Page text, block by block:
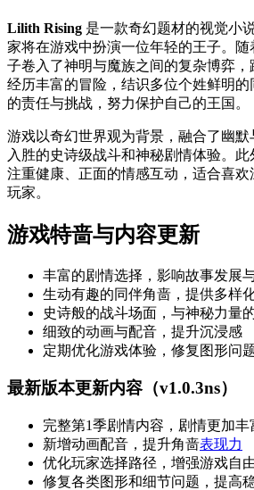
Lilith Rising 是一款奇幻题材的视觉小
家将在游戏中扮演一位年轻的王子。
子卷入了神明与魔族之间的复杂博弈
经历丰富的冒险，结识多位个姓鲜明
的责任与挑战，努力保护自己的王国。
游戏以奇幻世界观为背景，融合了幽默
入胜的史诗级战斗和神秘剧情体验。
注重健康、正面的情感互动，适合喜
玩家。
游戏特啬与内容更新
丰富的剧情选择，影响故事发展
生动有趣的同伴角啬，提供多样
史诗般的战斗场面，与神秘力量
细致的动画与配音，提升沉浸感
定期优化游戏体验，修复图形问
最新版本更新内容（v1.0.3ns）
完整第1季剧情内容，剧情更加丰
新增动画配音，提升角啬表现力
优化玩家选择路径，增强游戏自
修复各类图形和细节问题，提高